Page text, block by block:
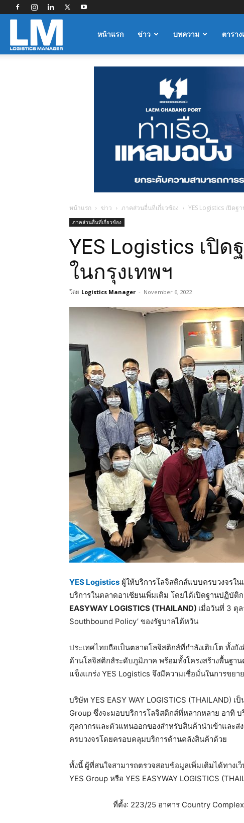
Logisticsหน้าแรก ข่าว บทความ ตาราง
หน้าแรก ข่าว ภาคส่วนอื่นที่เกี่ยวข้อง YES Logistics เปิด
ภาคส่วนอื่นที่เกี่ยวข้อง
YES Logistics เปิ
ในกรุงเทพฯ
โดย Logistics Manager - November 6, 2022
YES Logistics ผู้ให้บริการโลจิสติกส์แบบครบวงจรใน
บริการในตลาดอาเซียนเพิ่มเติม โดยได้เปิดฐานปฏิบัติ
EASYWAY LOGISTICS (THAILAND) เมื่อวันที่ 3 ตุ
Southbound Policy’ ของรัฐบาลไต้หวัน
ประเทศไทยถือเป็นตลาดโลจิสติกส์ที่กำลังเติบโต ทั้ง
ด้านโลจิสติกส์ระดับภูมิภาค พร้อมทั้งโครงสร้างพื้นฐา
แข็งแกร่ง YES Logistics จึงมีความเชื่อมั่นในการขยา
บริษัท YES EASY WAY LOGISTICS (THAILAND)
Group ซึ่งจะมอบบริการโลจิสติกส์ที่หลากหลาย อาทิ
ศุลกากรและตัวแทนออกของสำหรับสินค้านำเข้าและส่
ครบวงจรโดยครอบคลุมบริการด้านคลังสินค้าด้วย
ทั้งนี้ ผู้ที่สนใจสามารถตรวจสอบข้อมูลเพิ่มเติมได้ทางเ
YES Group หรือ YES EASYWAY LOGISTICS
ที่ตั้ง: 223/25 อาคาร Country